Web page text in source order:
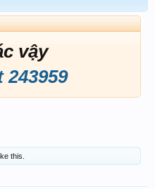
vậy
243959
this.